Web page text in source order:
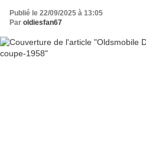
Publié le 22/09/2025 à 13:05
Par oldiesfan67